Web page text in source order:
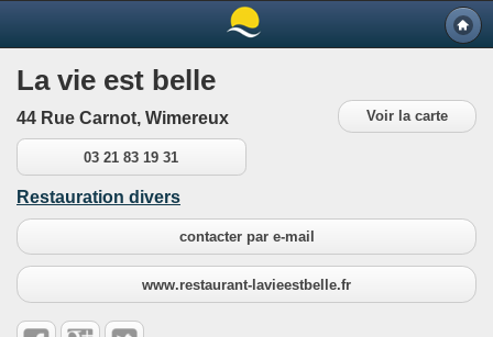
La vie est belle
Voir la carte
44 Rue Carnot, Wimereux
03 21 83 19 31
Restauration divers
contacter par e-mail
www.restaurant-lavieestbelle.fr